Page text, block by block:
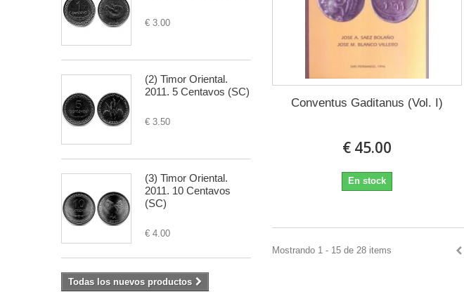
€ 3.00
(2) Timor Oriental.
2011. 5 Centavos (SC)
€ 3.50
(3) Timor Oriental.
2011. 10 Centavos
(SC)
€ 4.00
Todas los nuevos productos
Conventus Gaditanus (Vol. I)
€ 45.00
En stock
Mostrando 1 - 15 de 28 items